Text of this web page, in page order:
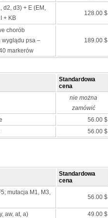
d2, d3) + E (EM,
+ KB
128.00 $
chorób
wyglądu psa –
markerów
189.00 $
Standardowa
cena
nie można
zamówić
56.00 $
56.00 $
Standardowa
cena
mutacja M1, M3,
56.00 $
aw, at, a)
49.00 $